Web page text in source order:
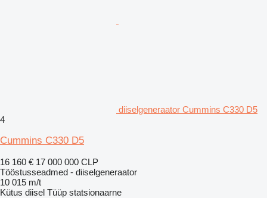
diiselgeneraator Cummins C330 D5
4
Cummins C330 D5
16 160 € 17 000 000 CLP
Tööstusseadmed - diiselgeneraator
10 015 m/t
Kütus diisel Tüüp statsionaarne